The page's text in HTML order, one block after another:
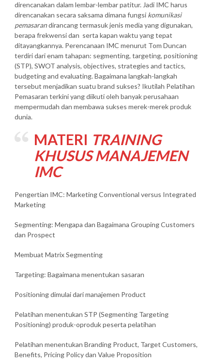
direncanakan dalam lembar-lembar patitur. Jadi IMC harus
direncanakan secara saksama dimana fungsi komunikasi
pemasarandirancang termasuk jenis media yang digunakan,
berapa frekwensi dan serta kapan waktu yang tepat
ditayangkannya. Perencanaan IMC menurut Tom Duncan
terdiri dari enam tahapan: segmenting, targeting, positioning
(STP), SWOT analysis, objectives, strategies and tactics,
budgeting and evaluating. Bagaimana langkah-langkah
tersebut menjadikan suatu brand sukses? Ikutilah Pelatihan
Pemasaran terkini yang diikuti oleh banyak perusahaan
mempermudah dan membawa sukses merek-merek produk
dunia.
MATERI TRAINING
KHUSUS MANAJEMEN
IMC
Pengertian IMC: Marketing Conventional versus Integrated
Marketing
Segmenting: Mengapa dan Bagaimana Grouping Customers
dan Prospect
Membuat Matrix Segmenting
Targeting: Bagaimana menentukan sasaran
Positioning dimulai dari manajemen Product
Pelatihan menentukan STP (Segmenting Targeting
Positioning) produk-oproduk peserta pelatihan
Pelatihan menentukan Branding Product, Target Customers,
Benefits, Pricing Policy dan Value Proposition